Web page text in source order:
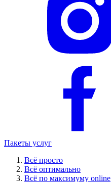
Пакеты услуг
Всё просто
Всё оптимально
Всё по максимуму online